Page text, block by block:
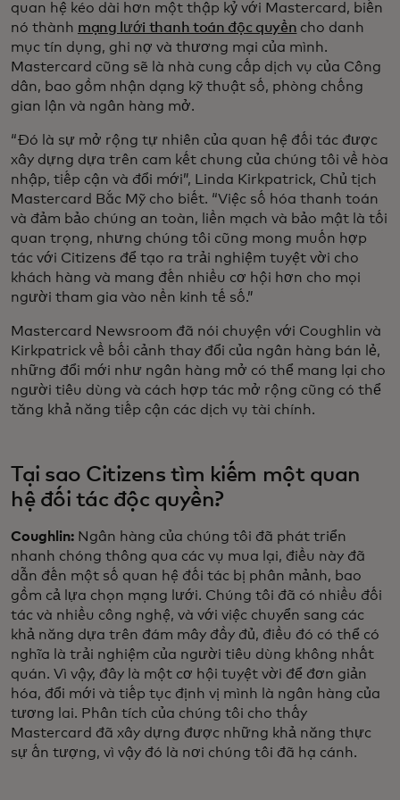
quan hệ kéo dài hơn một thập kỷ với Mastercard, biến
nó thành mạng lưới thanh toán độc quyền cho danh
mục tín dụng, ghi nợ và thương mại của mình.
Mastercard cũng sẽ là nhà cung cấp dịch vụ của Công
dân, bao gồm nhận dạng kỹ thuật số, phòng chống
gian lận và ngân hàng mở.
“Đó là sự mở rộng tự nhiên của quan hệ đối tác được
xây dựng dựa trên cam kết chung của chúng tôi về hòa
nhập, tiếp cận và đổi mới”, Linda Kirkpatrick, Chủ tịch
Mastercard Bắc Mỹ cho biết. “Việc số hóa thanh toán
và đảm bảo chúng an toàn, liền mạch và bảo mật là tối
quan trọng, nhưng chúng tôi cũng mong muốn hợp
tác với Citizens để tạo ra trải nghiệm tuyệt vời cho
khách hàng và mang đến nhiều cơ hội hơn cho mọi
người tham gia vào nền kinh tế số.”
Mastercard Newsroom đã nói chuyện với Coughlin và
Kirkpatrick về bối cảnh thay đổi của ngân hàng bán lẻ,
những đổi mới như ngân hàng mở có thể mang lại cho
người tiêu dùng và cách hợp tác mở rộng cũng có thể
tăng khả năng tiếp cận các dịch vụ tài chính.
Tại sao Citizens tìm kiếm một quan
hệ đối tác độc quyền?
Coughlin: Ngân hàng của chúng tôi đã phát triển
nhanh chóng thông qua các vụ mua lại, điều này đã
dẫn đến một số quan hệ đối tác bị phân mảnh, bao
gồm cả lựa chọn mạng lưới. Chúng tôi đã có nhiều đối
tác và nhiều công nghệ, và với việc chuyển sang các
khả năng dựa trên đám mây đầy đủ, điều đó có thể có
nghĩa là trải nghiệm của người tiêu dùng không nhất
quán. Vì vậy, đây là một cơ hội tuyệt vời để đơn giản
hóa, đổi mới và tiếp tục định vị mình là ngân hàng của
tương lai. Phân tích của chúng tôi cho thấy
Mastercard đã xây dựng được những khả năng thực
sự ấn tượng, vì vậy đó là nơi chúng tôi đã hạ cánh.